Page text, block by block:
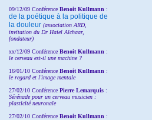
09/12/09 Conférence Benoit Kullmann :
de la poétique à la politique de
la douleur (association ARD,
invitation du Dr Haiel Alchaar,
fondateur)
xx/12/09 Conférence Benoit Kullmann :
le cerveau est-il une machine ?
16/01/10 Conférence Benoit Kullmann :
le regard et l'image mentale
27/02/10 Conférence Pierre Lemarquis :
Sérénade pour un cerveau musicien :
plasticité neuronale
27/02/10 Conférence Benoit Kullmann :